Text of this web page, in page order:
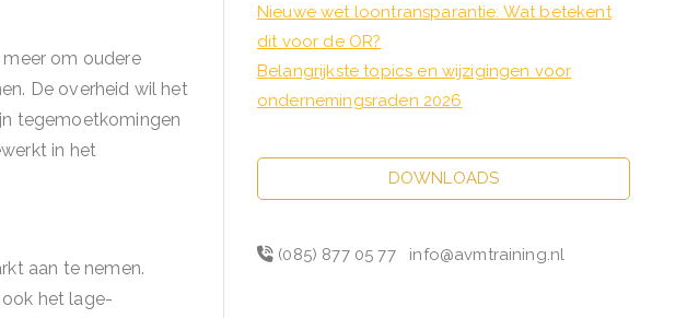
om oudere
De overheid wil het
tegemoetkomingen
in het
aan te nemen.
het lage-
Nieuwe wet loontransparantie: Wat betekent
dit voor de OR?
Belangrijkste topics en wijzigingen voor
ondernemingsraden 2026
DOWNLOADS
(085) 877 05 77 info@avmtraining.nl